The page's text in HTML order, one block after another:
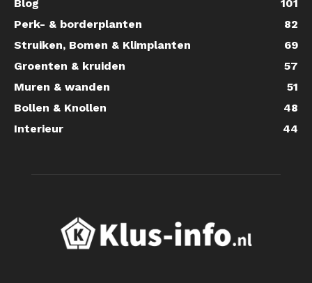
Blog
101
Perk- & borderplanten
82
Struiken, Bomen & Klimplanten
69
Groenten & kruiden
57
Muren & wanden
51
Bollen & Knollen
48
Interieur
44